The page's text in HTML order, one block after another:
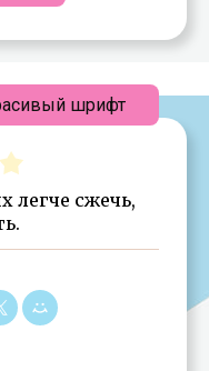
легче сжечь,
шрифт